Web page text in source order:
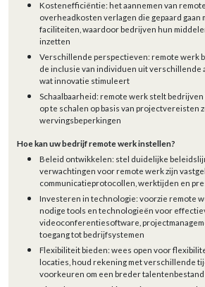
Kostenefficiëntie: het aannemen van
overheadkosten verlagen die gepaard gaan
faciliteiten, waardoor bedrijven hun
inzetten
Verschillende perspectieven: remote werk
de inclusie van individuen uit verschillende
wat innovatie stimuleert
Schaalbaarheid: remote werk stelt bedrijven
op te schalen op basis van projectvereisten
wervingsbeperkingen
Hoe kan uw bedrijf remote werk instellen?
Beleid ontwikkelen: stel duidelijke
verwachtingen voor remote werk zijn
communicatieprotocollen, werktijden en
Investeren in technologie: voorzie remote
nodige tools en technologieën voor
videoconferentiesoftware,
toegang tot bedrijfsystemen
Flexibiliteit bieden: wees open voor
locaties, houd rekening met verschillende
voorkeuren om een breder talentenbestand